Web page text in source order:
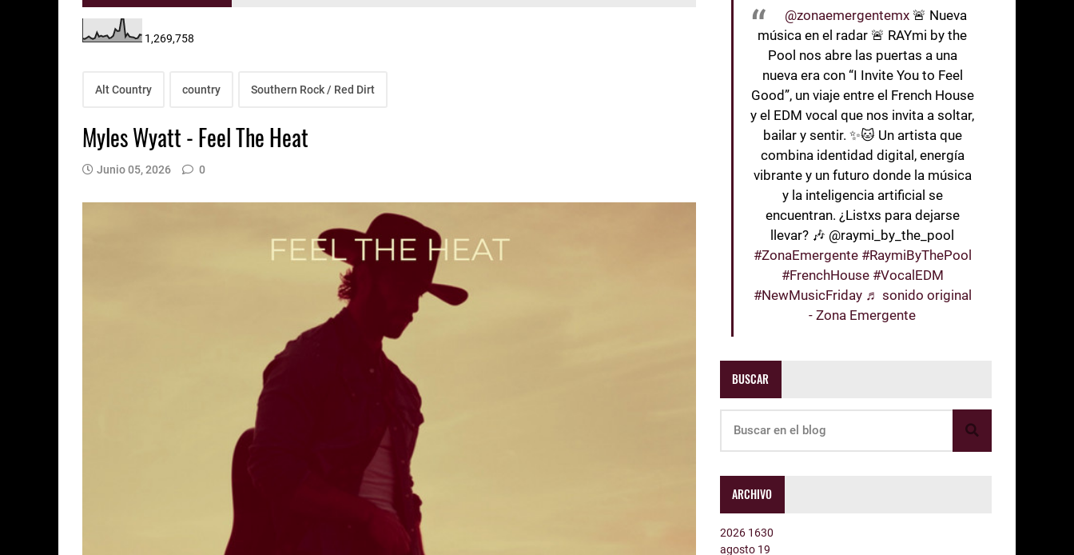
1,269,758
Alt Country country Southern Rock / Red Dirt
Myles Wyatt - Feel The Heat
Junio 05, 2026 0
@zonaemergentemx 🚨 Nueva
música en el radar 🚨 RAYmi by the
Pool nos abre las puertas a una
nueva era con “I Invite You to Feel
Good”, un viaje entre el French House
y el EDM vocal que nos invita a soltar,
bailar y sentir. ✨🐱 Un artista que
combina identidad digital, energía
vibrante y un futuro donde la música
y la inteligencia artificial se
encuentran. ¿Listxs para dejarse
llevar? 🎶 @raymi_by_the_pool
#ZonaEmergente #RaymiByThePool
#FrenchHouse #VocalEDM
#NewMusicFriday ♬ sonido original
- Zona Emergente
BUSCAR
ARCHIVO
2026 1630
agosto 19